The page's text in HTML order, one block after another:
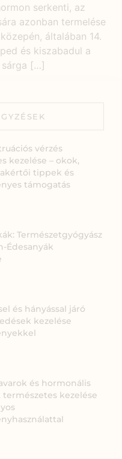
serkenti, az
azonban termelése
általában 14.
és kiszabadul a
sárga […]
vérzés
kezelése – okok,
tippek és
támogatás
Természetgyógyász
Édesanyák
és hányással járó
kezelése
és hormonális
kezelése